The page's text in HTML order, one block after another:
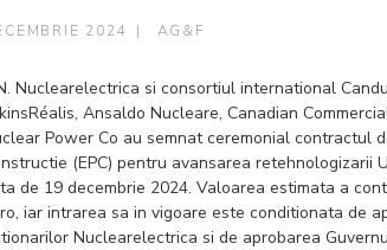
2024 AG&F
Nuclearelectrica si consortiul international
Ansaldo Nucleare, Canadian
Power Co au semnat ceremonial contractul
(EPC) pentru avansarea retehnologizarii
de 19 decembrie 2024. Valoarea estimata a
iar intrarea sa in vigoare este conditionata de
Nuclearelectrica si de aprobarea